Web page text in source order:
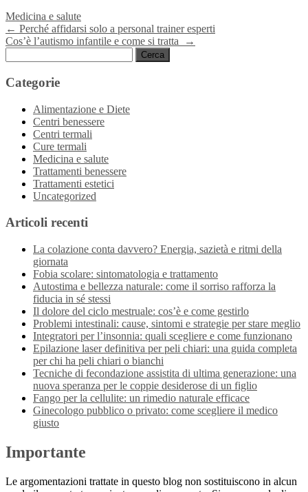
Medicina e salute
Navigazione
articoli
← Perché affidarsi solo a personal trainer esperti
Cos’è l’autismo infantile e come si tratta
→
per:
Categorie
Alimentazione e Diete
Centri benessere
Centri termali
Cure termali
Medicina e salute
Trattamenti benessere
Trattamenti estetici
Uncategorized
Articoli recenti
La colazione conta davvero? Energia, sazietà e ritmi della
giornata
Fobia scolare: sintomatologia e trattamento
Autostima e bellezza naturale: come il sorriso rafforza la
fiducia in sé stessi
Il dolore del ciclo mestruale: cos’è e come gestirlo
Problemi intestinali: cause, sintomi e strategie per stare meglio
Integratori per l’insonnia: quali scegliere e come funzionano
Epilazione laser definitiva per peli chiari: una guida completa
per chi ha peli chiari o bianchi
Tecniche di fecondazione assistita di ultima generazione: una
nuova speranza per le coppie desiderose di un figlio
Fango per la cellulite: un rimedio naturale efficace
Ginecologo pubblico o privato: come scegliere il medico
giusto
Importante
Le argomentazioni trattate in questo blog non sostituiscono in alcun